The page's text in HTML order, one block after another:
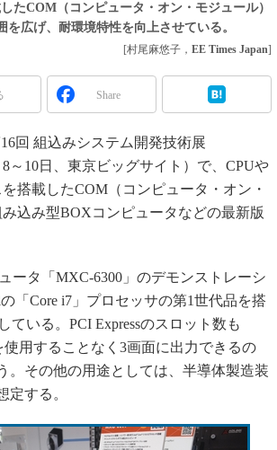
電源設計（EDN Japan）
エレクトロニクス入門（EDN
う
の10年
レンド
た社内
ア」の
たCOM（コンピュータ・オン・モジュール）
広げ、耐環境特性を向上させている。
[村尾麻悠子， EE Times Japan]
Share
回 組込みシステム開発技術展
8～10日、東京ビッグサイト）で、CPUや
搭載したCOM（コンピュータ・オン・
込み型BOXコンピュータなどの最新版
タ「MXC-6300」のデモンストレーシ
「Core i7」プロセッサの第1世代品を搭
いる。PCI Expressのスロット数も
用することなく3画面に出力できるの
。その他の用途としては、半導体製造装
する。